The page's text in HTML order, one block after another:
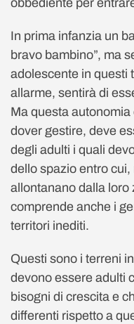
In prima infanzia un
bravo bambino”, ma
adolescente in questi
allarme, sentirà di
Ma questa autonomia
dover gestire, deve
degli adulti i quali
dello spazio entro
allontanano dalla loro
comprende anche i
territori inediti.
Questi sono i terreni
devono essere adulti
bisogni di crescita e
differenti rispetto a